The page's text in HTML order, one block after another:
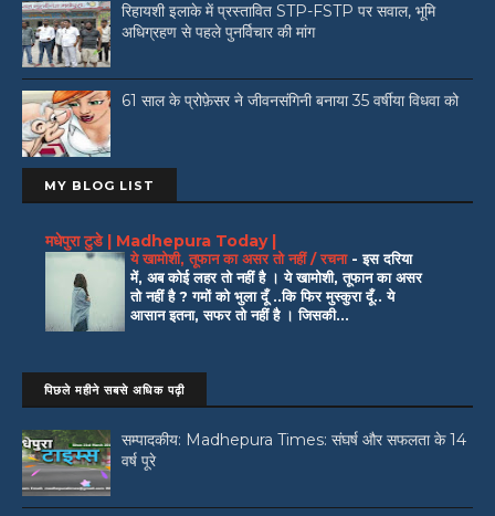
रिहायशी इलाके में प्रस्तावित STP-FSTP पर सवाल, भूमि
अधिग्रहण से पहले पुनर्विचार की मांग
61 साल के प्रोफ़ेसर ने जीवनसंगिनी बनाया 35 वर्षीया विधवा को
MY BLOG LIST
मधेपुरा टुडे | Madhepura Today |
ये खामोशी, तूफान का असर तो नहीं / रचना -इस दरिया
में, अब कोई लहर तो नहीं है । ये खामोशी, तूफान का असर
तो नहीं है ? गमों को भुला दूँ ..कि फिर मुस्कुरा दूँ.. ये
आसान इतना, सफर तो नहीं है । जिसकी...
पिछले महीने सबसे अधिक पढ़ी
सम्पादकीय: Madhepura Times: संघर्ष और सफलता के 14
वर्ष पूरे